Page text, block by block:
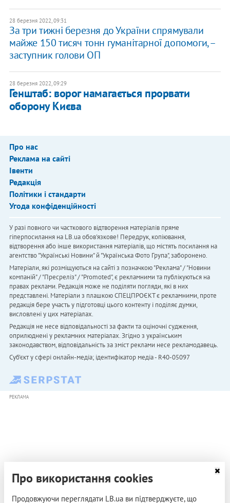
28 березня 2022, 09:31
За три тижні березня до України спрямували
майже 150 тисяч тонн гуманітарної допомоги, –
заступник голови ОП
28 березня 2022, 09:29
Генштаб: ворог намагається прорвати
оборону Києва
Про нас
Реклама на сайті
Івенти
Редакція
Політики і стандарти
Угода конфіденційності
У разі повного чи часткового відтворення матеріалів пряме
гіперпосилання на LB.ua обов'язкове! Передрук, копіювання,
відтворення або інше використання матеріалів, що містять посилання на
агентство "Українськi Новини" й "Українська Фото Група", заборонено.
Матеріали, які розміщуються на сайті з позначкою "Реклама" / "Новини
компаній" / "Пресреліз" / "Promoted", є рекламними та публікуються на
правах реклами. Редакція може не поділяти погляди, які в них
представлені. Матеріали з плашкою СПЕЦПРОЄКТ є рекламними, проте
редакція бере участь у підготовці цього контенту і поділяє думки,
висловлені у цих матеріалах.
Редакція не несе відповідальності за факти та оціночні судження,
оприлюднені у рекламних матеріалах. Згідно з українським
законодавством, відповідальність за зміст реклами несе рекламодавець.
Cуб'єкт у сфері онлайн-медіа; ідентифікатор медіа - R40-05097
РЕКЛАМА
Про використання cookies
Продовжуючи переглядати LB.ua ви підтверджуєте, що